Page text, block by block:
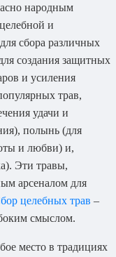
народным
и
сбора различных
создания защитных
и усиления
трав,
удачи и
полынь (для
и любви) и,
Эти травы,
арсеналом для
целебных трав –
смыслом.
место в традициях